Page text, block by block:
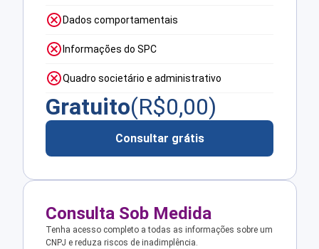
Dados comportamentais
Informações do SPC
Quadro societário e administrativo
Gratuito(R$0,00)
Consultar grátis
Consulta Sob Medida
Tenha acesso completo a todas as informações sobre um
CNPJ e reduza riscos de inadimplência.